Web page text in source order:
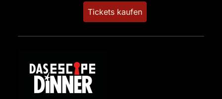
Tickets kaufen